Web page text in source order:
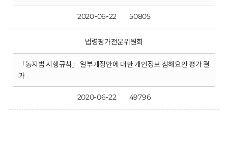
2020-06-22 50805
법령평가전문위원회
「농지법 시행규칙」 일부개정안에 대한 개인정보 침해요인 평가 결
과
2020-06-22 49796